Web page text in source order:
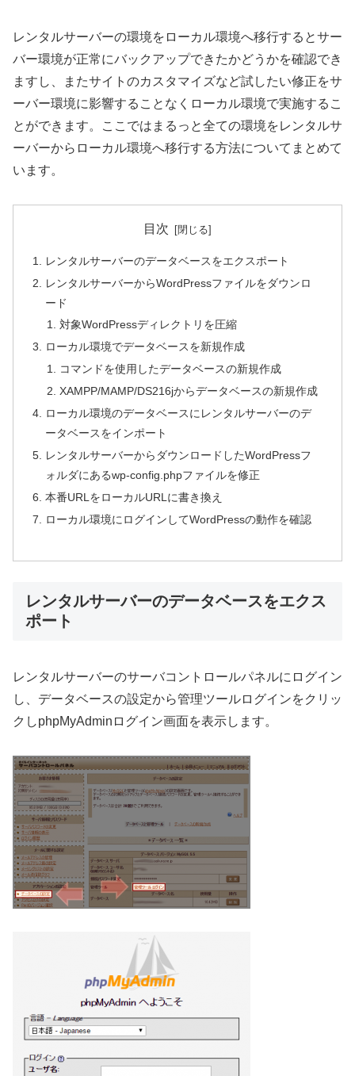
レンタルサーバーの環境をローカル環境へ移行するとサー
バー環境が正常にバックアップできたかどうかを確認でき
ますし、またサイトのカスタマイズなど試したい修正をサ
ーバー環境に影響することなくローカル環境で実施するこ
とができます。ここではまるっと全ての環境をレンタルサ
ーバーからローカル環境へ移行する方法についてまとめて
います。
目次
レンタルサーバーのデータベースをエクスポート
レンタルサーバーからWordPressファイルをダウンロ
ード
対象WordPressディレクトリを圧縮
ローカル環境でデータベースを新規作成
コマンドを使用したデータベースの新規作成
XAMPP/MAMP/DS216jからデータベースの新規作成
ローカル環境のデータベースにレンタルサーバーのデ
ータベースをインポート
レンタルサーバーからダウンロードしたWordPressフ
ォルダにあるwp-config.phpファイルを修正
本番URLをローカルURLに書き換え
ローカル環境にログインしてWordPressの動作を確認
レンタルサーバーのデータベースをエクス
ポート
レンタルサーバーのサーバコントロールパネルにログイン
し、データベースの設定から管理ツールログインをクリッ
クしphpMyAdminログイン画面を表示します。